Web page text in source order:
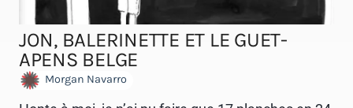
JON, BALERINETTE ET LE GUET-
APENS BELGE
Morgan Navarro